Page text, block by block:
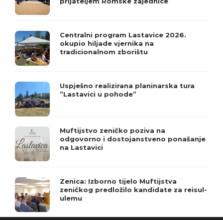
Centralni program Lastavice 2026.
okupio hiljade vjernika na
tradicionalnom zborištu
Uspješno realizirana planinarska tura
”Lastavici u pohode”
Muftijstvo zeničko poziva na
odgovorno i dostojanstveno ponašanje
na Lastavici
Zenica: Izborno tijelo Muftijstva
zeničkog predložilo kandidate za reisul-
ulemu